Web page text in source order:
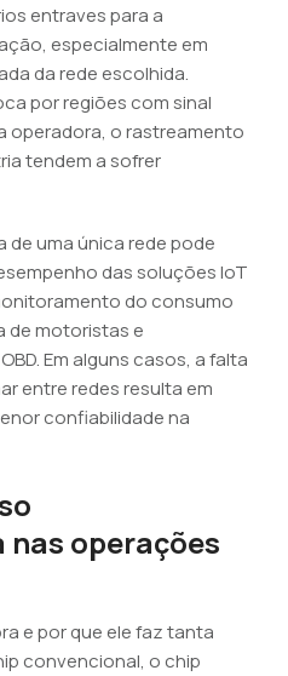
entraves para a
especialmente em
da rede escolhida.
por regiões com sinal
operadora, o rastreamento
tendem a sofrer
de uma única rede pode
das soluções IoT
do consumo
de motoristas e
Em alguns casos, a falta
entre redes resulta em
confiabilidade na
operações
e por que ele faz tanta
convencional, o chip